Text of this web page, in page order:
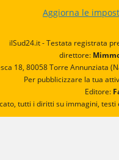
Aggiorna le
ilSud24.it - Testata registrata
direttore:
18, 80058 Torre Annunziata
Per pubblicizzare la tua
Editore:
tutti i diritti su immagini,